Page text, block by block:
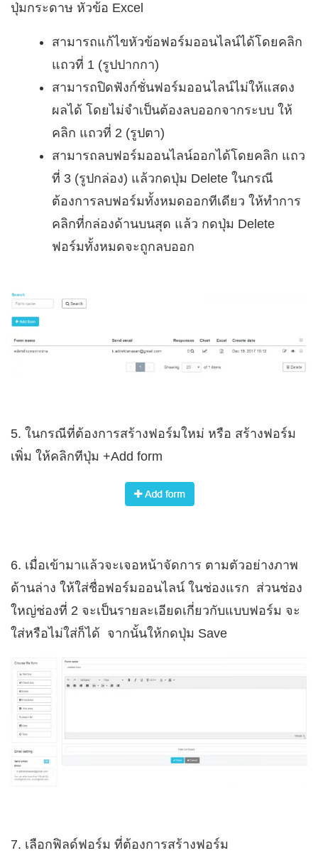
ปุ่มกระดาษ หัวข้อ Excel
สามารถแก้ไขหัวข้อฟอร์มออนไลน์ได้โดยคลิก
แถวที่ 1 (รูปปากกา)
สามารถปิดฟังก์ชั่นฟอร์มออนไลน์ไม่ให้แสดง
ผลได้ โดยไม่จำเป็นต้องลบออกจากระบบ ให้
คลิก แถวที่ 2 (รูปตา)
สามารถลบฟอร์มออนไลน์ออกได้โดยคลิก แถว
ที่ 3 (รูปกล่อง) แล้วกดปุ่ม Delete ในกรณี
ต้องการลบฟอร์มทั้งหมดออกทีเดียว ให้ทำการ
คลิกที่กล่องด้านบนสุด แล้ว กดปุ่ม Delete
ฟอร์มทั้งหมดจะถูกลบออก
5. ในกรณีที่ต้องการสร้างฟอร์มใหม่ หรือ สร้างฟอร์ม
เพิ่ม ให้คลิกทีปุ่ม +Add form
6. เมื่อเข้ามาแล้วจะเจอหน้าจัดการ ตามตัวอย่างภาพ
ด้านล่าง ให้ใส่ชื่อฟอร์มออนไลน์ ในช่องแรก ส่วนช่อง
ใหญ่ช่องที่ 2 จะเป็นรายละเอียดเกี่ยวกับแบบฟอร์ม จะ
ใส่หรือไม่ใส่ก็ได้ จากนั้นให้กดปุ่ม Save
7. เลือกฟิลด์ฟอร์ม ที่ต้องการสร้างฟอร์ม